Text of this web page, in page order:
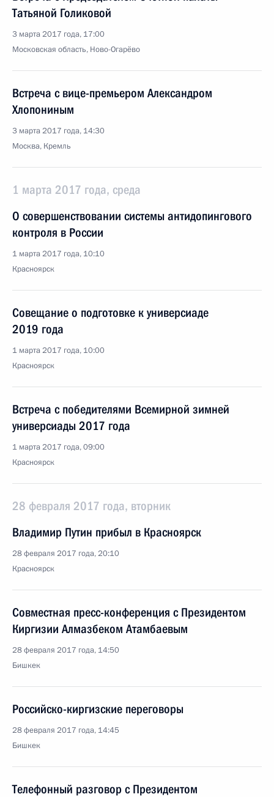
Татьяной Голиковой
3 марта 2017 года, 17:00
Московская область, Ново-Огарёво
Встреча с вице-премьером Александром
Хлопониным
3 марта 2017 года, 14:30
Москва, Кремль
1 марта 2017 года, среда
О совершенствовании системы антидопингового
контроля в России
1 марта 2017 года, 10:10
Красноярск
Совещание о подготовке к универсиаде
2019 года
1 марта 2017 года, 10:00
Красноярск
Встреча с победителями Всемирной зимней
универсиады 2017 года
1 марта 2017 года, 09:00
Красноярск
28 февраля 2017 года, вторник
Владимир Путин прибыл в Красноярск
28 февраля 2017 года, 20:10
Красноярск
Совместная пресс-конференция с Президентом
Киргизии Алмазбеком Атамбаевым
28 февраля 2017 года, 14:50
Бишкек
Российско-киргизские переговоры
28 февраля 2017 года, 14:45
Бишкек
Телефонный разговор с Президентом